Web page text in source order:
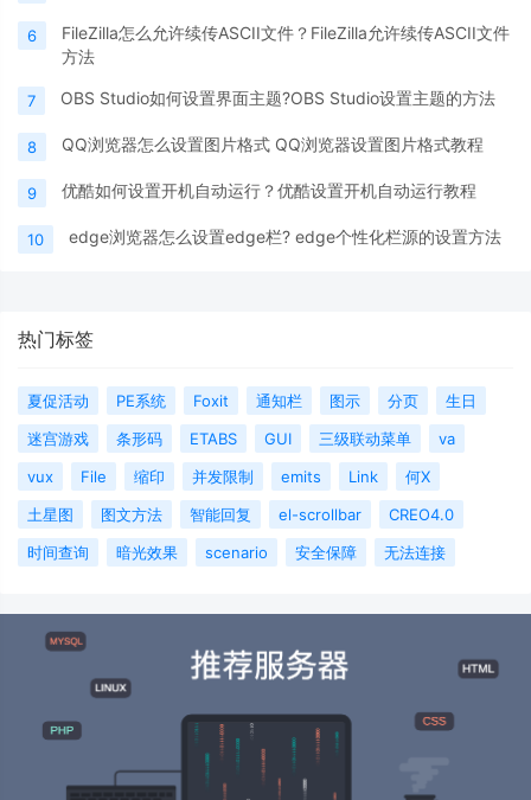
6
FileZilla怎么允许续传ASCII文件？FileZilla允许续传ASCII文件
方法
7 OBS Studio如何设置界面主题?OBS Studio设置主题的方法
8 QQ浏览器怎么设置图片格式 QQ浏览器设置图片格式教程
9 优酷如何设置开机自动运行？优酷设置开机自动运行教程
10 edge浏览器怎么设置edge栏? edge个性化栏源的设置方法
热门标签
夏促活动 PE系统 Foxit 通知栏 图示 分页
生日
迷宫游戏
条形码 ETABS GUI 三级联动菜单
va
vux
File 缩印 并发限制 emits Link
何X
土星图
图文方法 智能回复 el-scrollbar
CREO4.0
时间查询
暗光效果 scenario 安全保障 无法连接